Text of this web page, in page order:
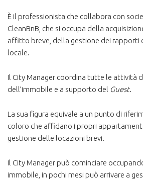
È il professionista che collabora con
CleanBnB, che si occupa della
affitto breve, della gestione dei rapporti
locale.
Il City Manager coordina tutte le attività
dell’immobile e a supporto del Guest.
La sua figura equivale a un punto di
coloro che affidano i propri
gestione delle locazioni brevi.
Il City Manager può cominciare
immobile, in pochi mesi può arrivare a